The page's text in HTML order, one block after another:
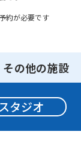
予約が必要です
その他の施設
タジオ